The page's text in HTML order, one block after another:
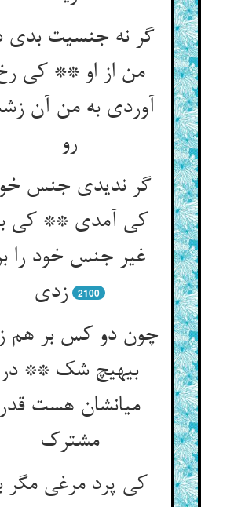
گر نه جنسیت بدی
من از او ** کی
آوردی به من آن
رو
گر ندیدی جنس
کی آمدی ** کی
غیر جنس خود را بر
زدی‏
2100
چون دو کس بر هم
بی‏هیچ شک ** در
میانشان هست قدر
مشترک‏
کی پرد مرغی مگر